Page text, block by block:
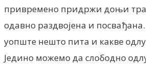
привремено придржи доњи
одавно раздвојена и
уопште нешто пита и какве
Једино можемо да слободно